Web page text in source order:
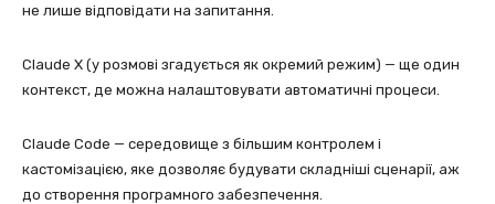
не лише відповідати на запитання.
Claude X (у розмові згадується як окремий режим) — ще один
контекст, де можна налаштовувати автоматичні процеси.
Claude Code — середовище з більшим контролем і
кастомізацією, яке дозволяє будувати складніші сценарії, аж
до створення програмного забезпечення.